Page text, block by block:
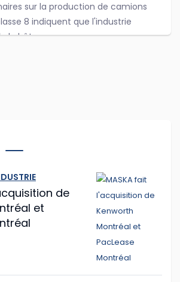
sur la production de camions
8 indiquent que l'industrie
la bête.
ont récemment annoncé des
à leurs moteurs diesel afin que
continuer à rouler plus longtemps
du camion o...
de
et